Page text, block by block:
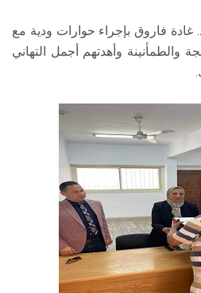
فاروق بإجراء حوارات ودية مع
والطمأنينة وأهدتهم أجمل التهاني